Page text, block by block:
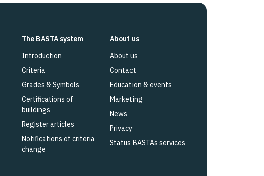
The BASTA system
Introduction
Criteria
Grades & Symbols
Certifications of
buildings
Register articles
Notifications of criteria
change
About us
About us
Contact
Education & events
Marketing
News
Privacy
Status BASTAs services